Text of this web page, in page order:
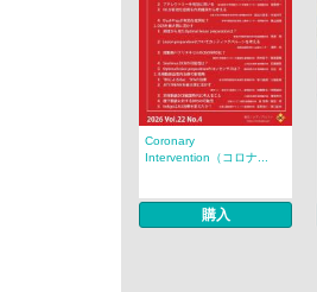
Coronary
Intervention（コロナ...
購入